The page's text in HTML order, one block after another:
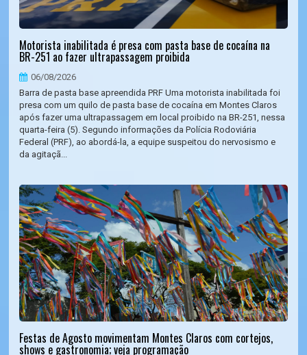
Motorista inabilitada é presa com pasta base de cocaína na
BR-251 ao fazer ultrapassagem proibida
06/08/2026
Barra de pasta base apreendida PRF Uma motorista inabilitada foi
presa com um quilo de pasta base de cocaína em Montes Claros
após fazer uma ultrapassagem em local proibido na BR-251, nessa
quarta-feira (5). Segundo informações da Polícia Rodoviária
Federal (PRF), ao abordá-la, a equipe suspeitou do nervosismo e
da agitaçã...
Festas de Agosto movimentam Montes Claros com cortejos,
shows e gastronomia; veja programação